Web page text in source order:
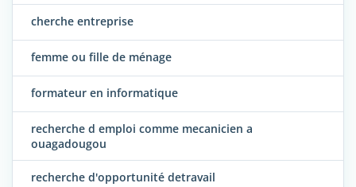
cherche entreprise
femme ou fille de ménage
formateur en informatique
recherche d emploi comme mecanicien a
ouagadougou
recherche d'opportunité detravail